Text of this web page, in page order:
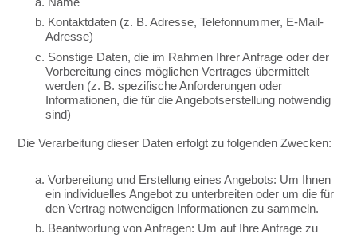
b. Kontaktdaten (z. B. Adresse, Telefonnummer, E-Mail-
Adresse)
c. Sonstige Daten, die im Rahmen Ihrer Anfrage oder der
Vorbereitung eines möglichen Vertrages übermittelt
werden (z. B. spezifische Anforderungen oder
Informationen, die für die Angebotserstellung notwendig
sind)
Die Verarbeitung dieser Daten erfolgt zu folgenden Zwecken:
a. Vorbereitung und Erstellung eines Angebots: Um Ihnen
ein individuelles Angebot zu unterbreiten oder um die für
den Vertrag notwendigen Informationen zu sammeln.
b. Beantwortung von Anfragen: Um auf Ihre Anfrage zu